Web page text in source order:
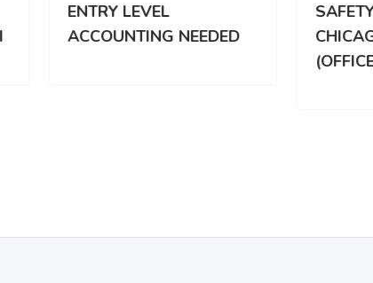
LEVEL
NEEDED
SAFETY MANAGER |
CHICAGO SUBURBS
(OFFICE) ILI REMOTE